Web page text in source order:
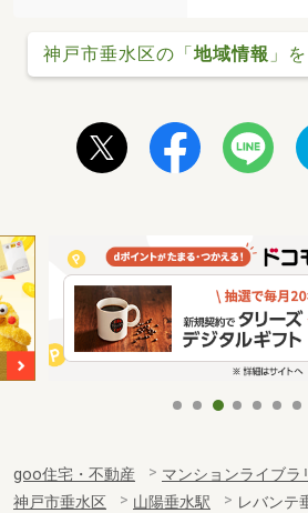
神戸市垂水区の「 地域情報 」
goo住宅・不動産 マンションライブラ
神戸市垂水区
山陽垂水駅 レバンテ